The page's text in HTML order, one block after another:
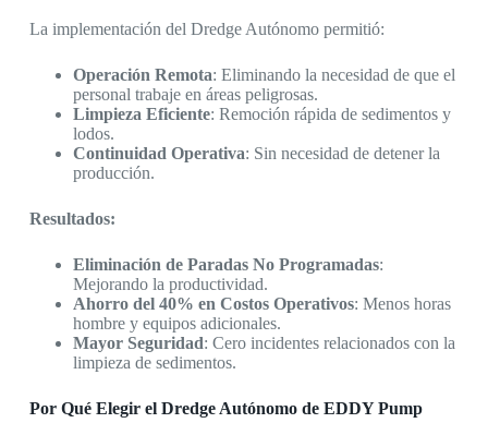
La implementación del Dredge Autónomo permitió:
Operación Remota: Eliminando la necesidad de que el
personal trabaje en áreas peligrosas.
Limpieza Eficiente: Remoción rápida de sedimentos y
lodos.
Continuidad Operativa: Sin necesidad de detener la
producción.
Resultados:
Eliminación de Paradas No Programadas:
Mejorando la productividad.
Ahorro del 40% en Costos Operativos: Menos horas
hombre y equipos adicionales.
Mayor Seguridad: Cero incidentes relacionados con la
limpieza de sedimentos.
Por Qué Elegir el Dredge Autónomo de EDDY Pump